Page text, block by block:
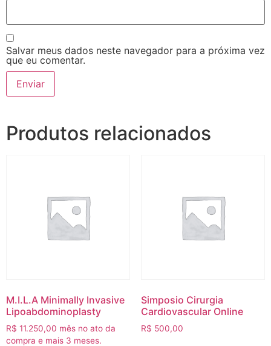
Salvar meus dados neste navegador para a próxima vez
que eu comentar.
Produtos relacionados
M.I.L.A Minimally Invasive
Lipoabdominoplasty
R$ 11.250,00 mês no ato da
compra e mais 3 meses.
Simposio Cirurgia
Cardiovascular Online
R$ 500,00